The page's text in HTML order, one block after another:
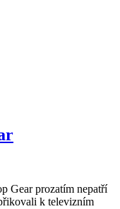
Gear prozatím nepatří
k televizním